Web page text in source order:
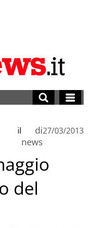
di
news
il 27/03/2013
del